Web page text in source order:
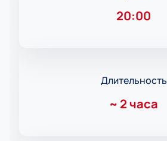
20:00
Длительность
~ 2 часа